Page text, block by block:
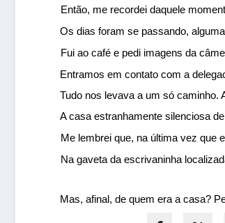
Então, me recordei daquele
Os dias foram se passando,
Fui ao café e pedi imagens da
Entramos em contato com a
Tudo nos levava a um só caminho.
A casa estranhamente silenciosa
Me lembrei que, na última vez que
Na gaveta da escrivaninha
Mas, afinal, de quem era a casa?